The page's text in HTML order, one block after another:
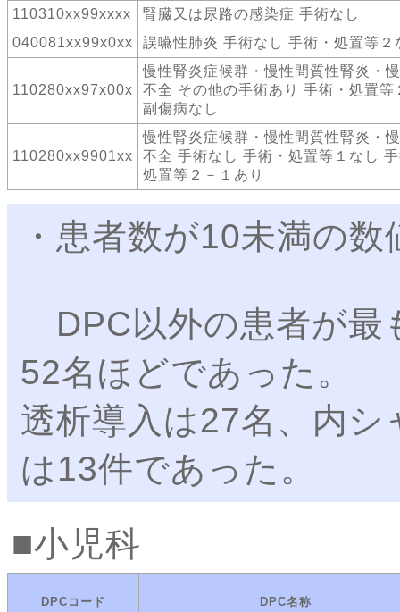
110310xx99xxxx
腎臓又は尿路の感染症 手術なし
040081xx99x0xx
誤嚥性肺炎 手術なし 手術・処置等２
110280xx97x00x
慢性腎炎症候群・慢性間質性腎炎・
不全 その他の手術あり 手術・処置等
副傷病なし
110280xx9901xx
慢性腎炎症候群・慢性間質性腎炎・
不全 手術なし 手術・処置等１なし
処置等２－１あり
・患者数が10未満の
DPC以外の患者が最
52名ほどであった。
透析導入は27名、内
は13件であった。
小児科
DPCコード DPC名称